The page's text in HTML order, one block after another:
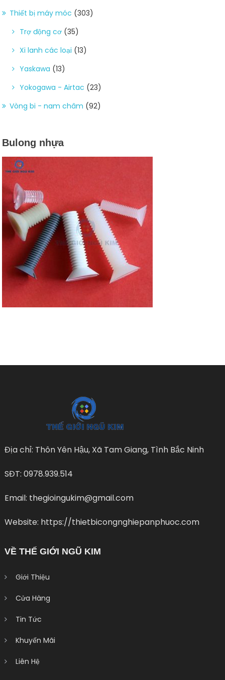
Thiết bị máy móc (303)
Trợ động cơ (35)
Xi lanh các loại (13)
Yaskawa (13)
Yokogawa - Airtac (23)
Vòng bi - nam châm (92)
Bulong nhựa
Địa chỉ: Thôn Yên Hậu, Xã Tam Giang, Tình Bắc Ninh
SĐT: 0978.939.514
Email: thegioingukim@gmail.com
Website: https://thietbicongnghiepanphuoc.com
VỀ THẾ GIỚI NGŨ KIM
Giới Thiệu
Cửa Hàng
Tin Tức
Khuyến Mãi
Liên Hệ